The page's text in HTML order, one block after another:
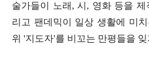
술가들이 노래 , 시 , 영화 등을 제
리고 팬데믹이 일상 생활에 미
위 '지도자'를 비꼬는 만평들을